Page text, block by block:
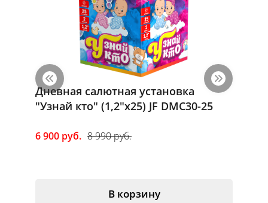
Дневная салютная установка
"Узнай кто" (1,2"х25) JF DMC30-25
6 900 руб. 8 990 руб.
В корзину